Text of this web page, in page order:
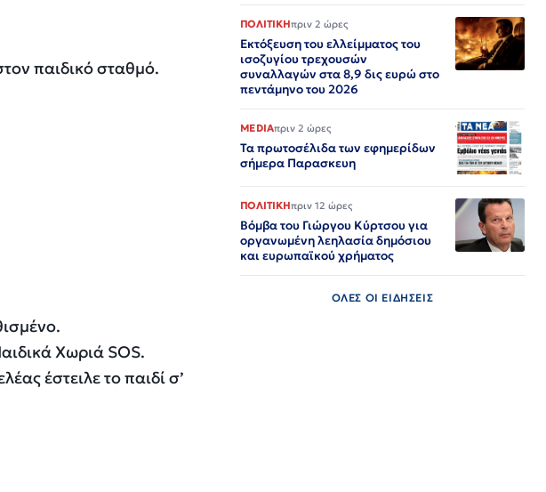
παιδικό σταθμό.
Χωριά SOS.
έστειλε το παιδί σ’
ΠΟΛΙΤΙΚΗπριν 2 ώρες
Εκτόξευση του ελλείμματος του
ισοζυγίου τρεχουσών
συναλλαγών στα 8,9 δις ευρώ στο
πεντάμηνο του 2026
MEDIAπριν 2 ώρες
Τα πρωτοσέλιδα των εφημερίδων
σήμερα Παρασκευη
ΠΟΛΙΤΙΚΗπριν 12 ώρες
Βόμβα του Γιώργου Κύρτσου για
οργανωμένη λεηλασία δημόσιου
και ευρωπαϊκού χρήματος
ΟΛΕΣ ΟΙ ΕΙΔΗΣΕΙΣ